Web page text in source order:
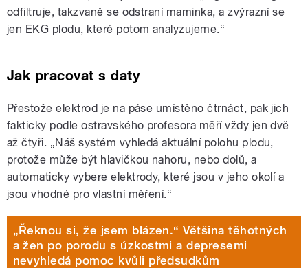
odfiltruje, takzvaně se odstraní maminka, a zvýrazní se
jen EKG plodu, které potom analyzujeme.“
Jak pracovat s daty
Přestože elektrod je na páse umístěno čtrnáct, pak jich
fakticky podle ostravského profesora měří vždy jen dvě
až čtyři. „Náš systém vyhledá aktuální polohu plodu,
protože může být hlavičkou nahoru, nebo dolů, a
automaticky vybere elektrody, které jsou v jeho okolí a
jsou vhodné pro vlastní měření.“
„Řeknou si, že jsem blázen.“ Většina těhotných
a žen po porodu s úzkostmi a depresemi
nevyhledá pomoc kvůli předsudkům